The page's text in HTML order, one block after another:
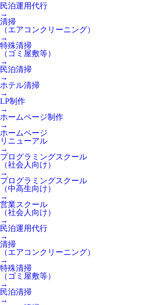
民泊運用代行
→
清掃
（エアコンクリーニング）
→
特殊清掃
（ゴミ屋敷等）
→
民泊清掃
→
ホテル清掃
→
LP制作
→
ホームページ制作
→
ホームページ
リニューアル
→
プログラミングスクール
（社会人向け）
→
プログラミングスクール
（中高生向け）
→
営業スクール
（社会人向け）
→
民泊運用代行
→
清掃
（エアコンクリーニング）
→
特殊清掃
（ゴミ屋敷等）
→
民泊清掃
→